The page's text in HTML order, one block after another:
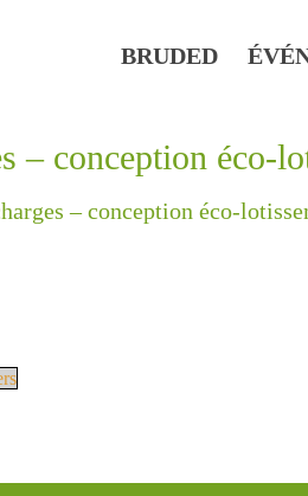
BRUDED
– conception éco-
– conception éco-